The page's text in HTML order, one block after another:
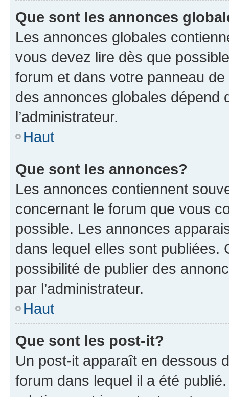
Que sont les annonces
Les annonces globales
vous devez lire dès que
forum et dans votre panneau
des annonces globales dépend
l’administrateur.
Haut
Que sont les annonces?
Les annonces contiennent
concernant le forum que vous
possible. Les annonces
dans lequel elles sont publiées.
possibilité de publier des
par l’administrateur.
Haut
Que sont les post-it?
Un post-it apparaît en dessous
forum dans lequel il a été